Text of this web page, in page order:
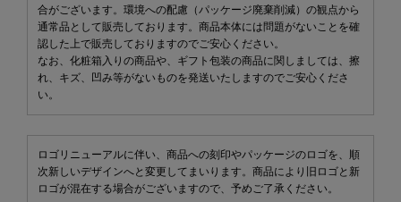
合がございます。環境への配慮（パッケージ廃棄削減）の観点から
通常品として販売しております。商品本体には問題がないことを確
認した上で販売しておりますのでご安心ください。
なお、化粧箱入りの商品や、ギフト包装の商品に関しましては、擦
れ、キズ、凹み等がないものを発送いたしますのでご安心くださ
い。
ロゴリニューアルに伴い、商品への刻印やパッケージのロゴを、順
次新しいデザインへと変更してまいります。商品により旧ロゴと新
ロゴが混在する場合がございますので、予めご了承ください。